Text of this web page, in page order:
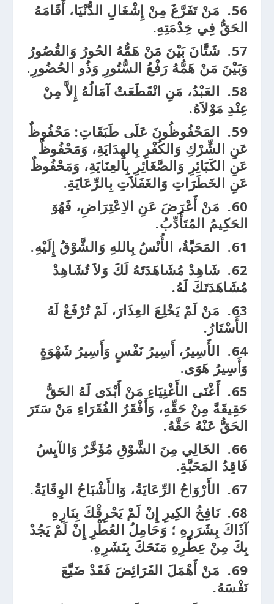
56.
مَنْ تَفَرَّغَ مِنْ إِشْغَالِ الدُّنْيَا، أَقَامَهُ
الحَقُّ فِي خِدْمَتِهِ.
57.
شَتَّانَ بَيْنَ مَنْ هَمُّهُ الحُورُ وَالقُصُورُ
وَبَيْنَ مَنْ هَمُّهُ رَفْعُ السُّتُورِ وَذُو الحُضُورِ.
58.
العَبْدُ، مَنِ انْقَطَعَتْ آمَالُهُ إِلاَّ مِنْ
عِنْدِ مَوْلاَهُ.
59.
المَحْفُوظُونَ عَلَى طَبَقَاتِ: مَحْفُوظٌ
عَنِ الشِّرْكِ وَالكُفْرِ بِالهِدَايَةِ، وَمَحْفُوظٌ
عَنِ الكَبَائِرِ وَالصَّغَائِرِ بِالعِنَايَةِ، وَمَحْفُوظٌ
عَنِ الخَطَرَاتِ وَالغَفَلاَتِ بِالرِّعَايَةِ.
60.
مَنْ أَعْرَضَ عَنِ الاِعْتِرَاضِ، فَهُوَ
الحَكِيمُ المُتَأَدِّبُ.
61.
المَحَبَّةُ، الأُنْسُ بِاللهِ وَالشَّوْقُ إِلَيْهِ.
62.
شَاهِدْ مُشَاهَدَتَهُ لَكَ وَلاَ تُشَاهِدْ
مُشَاهَدَتَكَ لَهُ.
63.
مَنْ لَمْ يَخْلِعَ العِذَارَ، لَمْ تُرْفَعْ لَهُ
الأَسْتَارُ.
64.
الأَسِيرُ، أَسِيرُ نَفْسٍ وَأَسِيرُ شَهْوَةٍ
وَأَسِيرُ هَوَى.
65.
أَغْنَى الأَغْنِيَاءِ مَنْ أَبْدَى لَهُ الحَقُّ
حَقِيقَةً مِنْ حَقِّهِ، وَأَفْقَرُ الفُقَرَاءِ مَنْ سَتَرَ
الحَقُّ عَنْهُ حَقَّهُ.
66.
الخَالِي مِنَ الشَّوْقِ مُؤَخَّرٌ وَالآيِسُ
فَاقِدُ المَحَبَّةِ.
67.
الأَرْوَاحُ الرِّعَايَةُ، وَالأَشْبَاحُ الوِقَايَةُ.
68.
نَافِخُ الكِيرِ إِنْ لَمْ يَحْرِقْكَ بِنَارِهِ
آذَاكَ بِشَرَرِهِ ؛ وَحَامِلُ العُطْرِ إِنْ لَمْ يَجُدْ
بِكَ مِنْ عِطْرِهِ مَنَحَكَ بِنَشَرِهِ.
69.
مَنْ أَهْمَلَ الفَرَائِضَ فَقَدْ ضَيَّعَ
نَفْسَهُ.